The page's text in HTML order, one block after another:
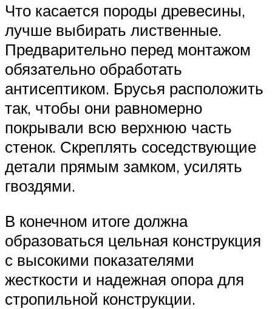
Что касается породы древесины,
лучше выбирать лиственные.
Предварительно перед монтажом
обязательно обработать
антисептиком. Брусья расположить
так, чтобы они равномерно
покрывали всю верхнюю часть
стенок. Скреплять соседствующие
детали прямым замком, усилять
гвоздями.
В конечном итоге должна
образоваться цельная конструкция
с высокими показателями
жесткости и надежная опора для
стропильной конструкции.